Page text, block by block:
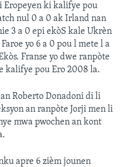
Eropeyen ki kalifye pou
nul 0 a 0 ak Irland nan
3 a 0 epi ekòS kale Ukrèn
yo 6 a 0 pou l mete l a
Franse yo dwe ranpòte
kalifye pou Ero 2008 la.
Roberto Donadoni di li
an ranpòte Jorji men li
mwa pwochen an kont
apre 6 zièm jounen